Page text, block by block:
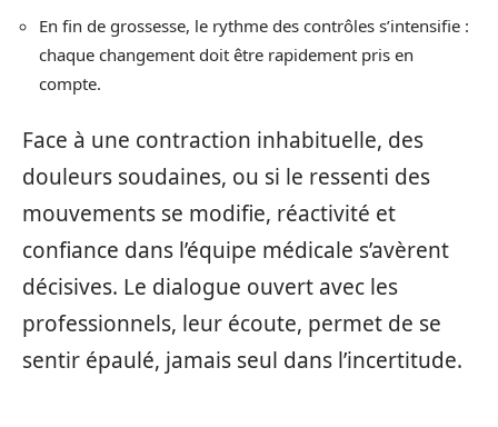
En fin de grossesse, le rythme des contrôles s’intensifie :
chaque changement doit être rapidement pris en
compte.
Face à une contraction inhabituelle, des
douleurs soudaines, ou si le ressenti des
mouvements se modifie, réactivité et
confiance dans l’équipe médicale s’avèrent
décisives. Le dialogue ouvert avec les
professionnels, leur écoute, permet de se
sentir épaulé, jamais seul dans l’incertitude.